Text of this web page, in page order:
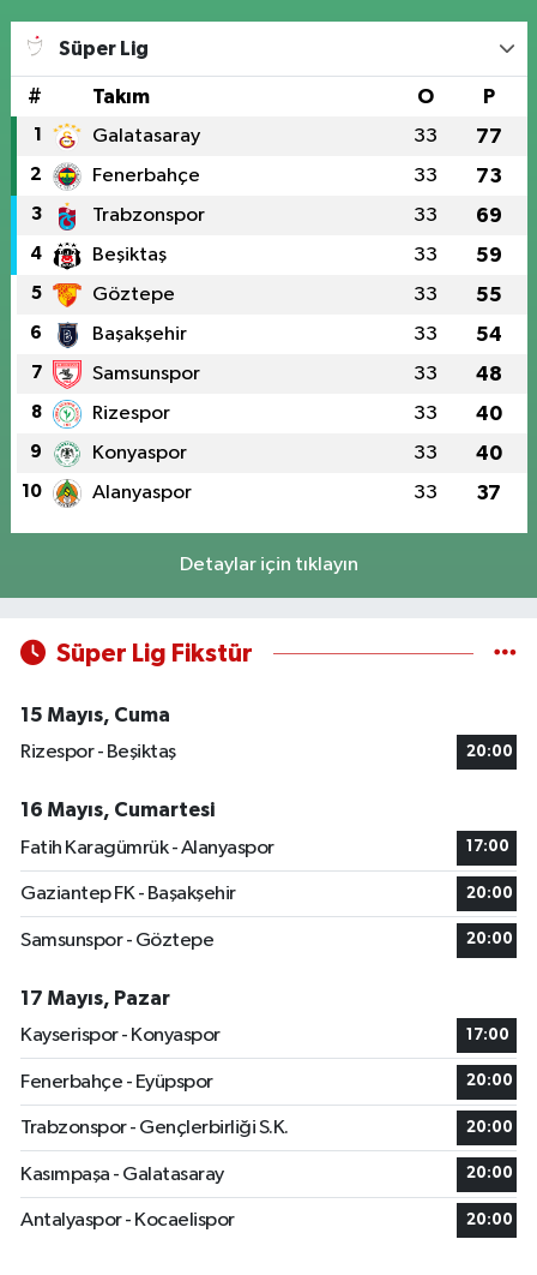
Süper Lig
# Takım O P
1 Galatasaray 33 77
2 Fenerbahçe 33 73
3 Trabzonspor 33 69
4 Beşiktaş 33 59
5 Göztepe 33 55
6 Başakşehir 33 54
7 Samsunspor 33 48
8 Rizespor 33 40
9 Konyaspor 33 40
10 Alanyaspor 33 37
Detaylar için tıklayın
Süper Lig Fikstür
15 Mayıs, Cuma
Rizespor - Beşiktaş
20:00
16 Mayıs, Cumartesi
Fatih Karagümrük - Alanyaspor
17:00
Gaziantep FK - Başakşehir 20:00
Samsunspor - Göztepe 20:00
17 Mayıs, Pazar
Kayserispor - Konyaspor
17:00
Fenerbahçe - Eyüpspor 20:00
Trabzonspor - Gençlerbirliği S.K. 20:00
Kasımpaşa - Galatasaray 20:00
Antalyaspor - Kocaelispor 20:00